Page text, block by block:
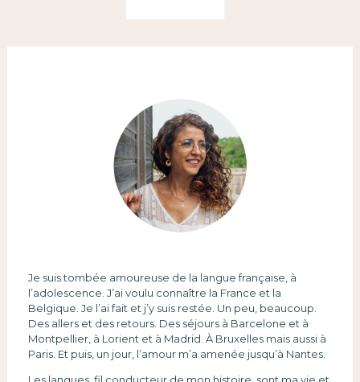
Je suis tombée amoureuse de la langue française, à
l’adolescence. J’ai voulu connaître la France et la
Belgique. Je l’ai fait et j’y suis restée. Un peu, beaucoup.
Des allers et des retours. Des séjours à Barcelone et à
Montpellier, à Lorient et à Madrid. À Bruxelles mais aussi à
Paris. Et puis, un jour, l’amour m’a amenée jusqu’à Nantes.